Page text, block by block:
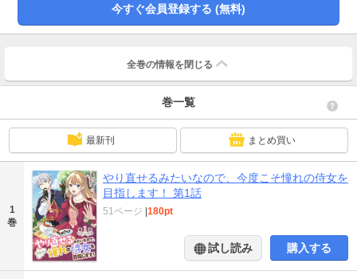
今すぐ会員登録する (無料)
全巻の情報を 閉じる
巻一覧
最新刊 まとめ買い
1
巻
やり直せるみたいなので、今度こそ憧れの侍女を
目指します！ 第1話
51ページ |180pt
試し読み 購入する